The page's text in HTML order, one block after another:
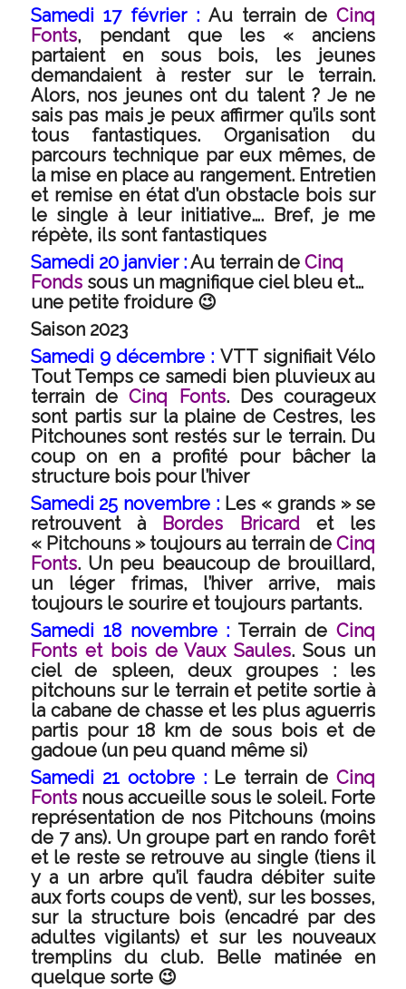
Samedi 17 février : Au terrain deCinq
Fonts, pendant que les « anciens
partaient en sous bois, les jeunes
demandaient à rester sur le terrain.
Alors, nos jeunes ont du talent ? Je ne
sais pas mais je peux affirmer qu’ils sont
tous fantastiques. Organisation du
parcours technique par eux mêmes, de
la mise en place au rangement. Entretien
et remise en état d’un obstacle bois sur
le single à leur initiative…. Bref, je me
répète, ils sont fantastiques
Samedi 20 janvier :Au terrain de Cinq
Fondssous un magnifique ciel bleu et…
une petite froidure 😉
Saison 2023
Samedi 9 décembre : VTT signifiait Vélo
Tout Temps ce samedi bien pluvieux au
terrain deCinq Fonts. Des courageux
sont partis sur la plaine de Cestres, les
Pitchounes sont restés sur le terrain. Du
coup on en a profité pour bâcher la
structure bois pour l’hiver
Samedi 25 novembre : Les « grands » se
retrouvent à Bordes Bricardet les
« Pitchouns » toujours au terrain deCinq
Fonts. Un peu beaucoup de brouillard,
un léger frimas, l’hiver arrive, mais
toujours le sourire et toujours partants.
Samedi 18 novembre : Terrain deCinq
Fonts et bois de Vaux Saules. Sous un
ciel de spleen, deux groupes : les
pitchouns sur le terrain et petite sortie à
la cabane de chasse et les plus aguerris
partis pour 18 km de sous bois et de
gadoue (un peu quand même si)
Samedi 21 octobre :Le terrain deCinq
Fonts nous accueille sous le soleil. Forte
représentation de nos Pitchouns (moins
de 7 ans). Un groupe part en rando forêt
et le reste se retrouve au single (tiens il
y a un arbre qu’il faudra débiter suite
aux forts coups de vent), sur les bosses,
sur la structure bois (encadré par des
adultes vigilants) et sur les nouveaux
tremplins du club. Belle matinée en
quelque sorte 😉